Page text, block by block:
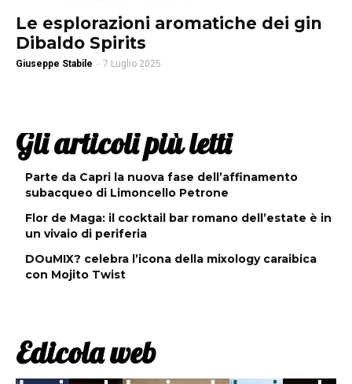
Le esplorazioni aromatiche dei gin
Dibaldo Spirits
Giuseppe Stabile - 7 Luglio 2025
Gli articoli più letti
Parte da Capri la nuova fase dell’affinamento
subacqueo di Limoncello Petrone
Flor de Maga: il cocktail bar romano dell’estate è in
un vivaio di periferia
DOuMIX? celebra l’icona della mixology caraibica
con Mojito Twist
Edicola web